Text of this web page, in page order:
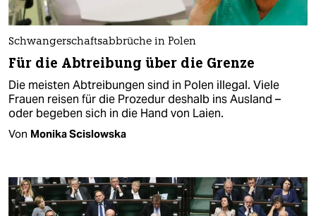
Schwangerschaftsabbrüche in Polen
Für die Abtreibung über die Grenze
Die meisten Abtreibungen sind in Polen illegal. Viele
Frauen reisen für die Prozedur deshalb ins Ausland –
oder begeben sich in die Hand von Laien.
Von Monika Scislowska